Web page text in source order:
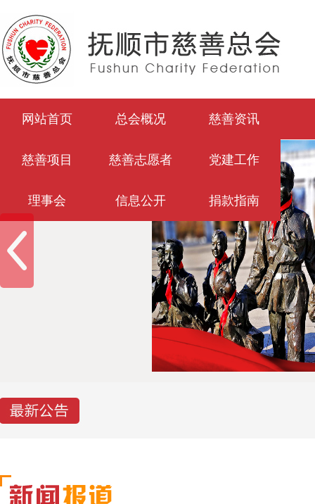
网站首页 总会概况 慈善资讯
慈善项目 慈善志愿者 党建工作
理事会 信息公开 捐款指南